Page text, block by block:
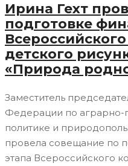
Ирина Гехт
подготовке
детского
«Природа
Заместитель
Федерации по аграрно-
политике и
провела совещание по
этапа Всероссийского